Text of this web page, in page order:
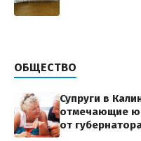
ОБЩЕСТВО
Супруги в
отмечающие
от